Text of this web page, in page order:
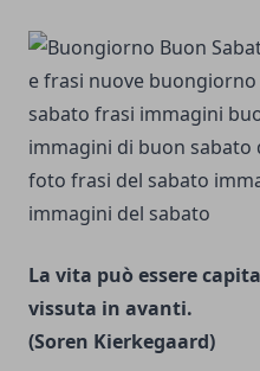
La vita può essere
vissuta in avanti.
(Soren Kierkegaard)